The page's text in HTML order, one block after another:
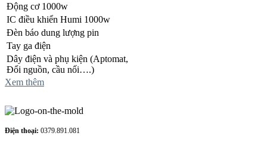
Động cơ 1000w
IC điều khiển Humi 1000w
Đèn báo dung lượng pin
Tay ga điện
Dây điện và phụ kiện (Aptomat,
Đổi nguồn, cầu nối….)
Xem thêm
Điện thoại: 0379.891.081